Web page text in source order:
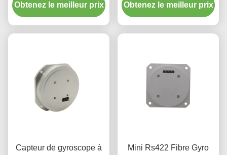
de bruit à coût
raisonnable
Obtenez le meilleur prix
du mouvement
Obtenez le meilleur prix
Capteur de gyroscope à
Mini Rs422 Fibre Gyro